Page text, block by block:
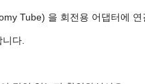
Tube) 을 회전용 어댑터에 연
다.